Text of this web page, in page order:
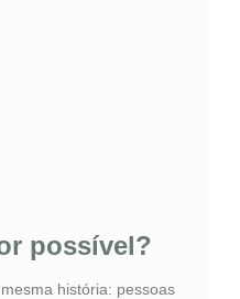
possível?
história: pessoas